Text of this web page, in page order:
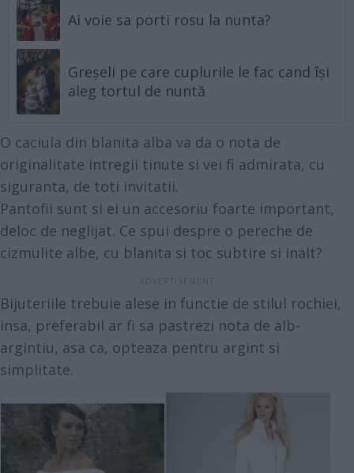
Ai voie sa porti rosu la nunta?
Greșeli pe care cuplurile le fac cand își
aleg tortul de nuntă
O caciula din blanita alba va da o nota de
originalitate intregii tinute si vei fi admirata, cu
siguranta, de toti invitatii.
Pantofii sunt si ei un accesoriu foarte important,
deloc de neglijat. Ce spui despre o pereche de
cizmulite albe, cu blanita si toc subtire si inalt?
Bijuteriile trebuie alese in functie de stilul rochiei,
insa, preferabil ar fi sa pastrezi nota de alb-
argintiu, asa ca, opteaza pentru argint si
simplitate.